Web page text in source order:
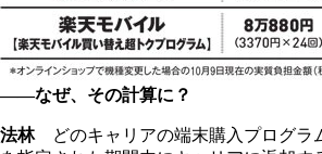
――なぜ、その計算に？
法林どのキャリアの端末購入プログラ